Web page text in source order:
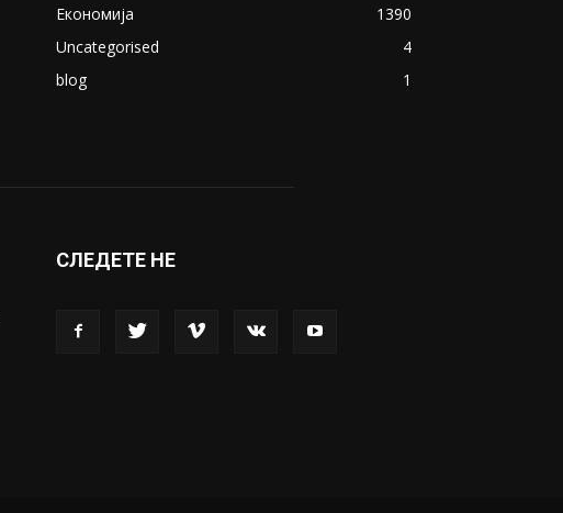
Економија
1390
Uncategorised
4
blog
1
СЛЕДЕТЕ НЕ